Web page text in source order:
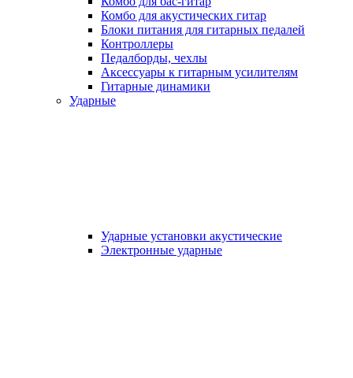
Комбо для акустических гитар
Блоки питания для гитарных педалей
Контроллеры
Педалборды, чехлы
Аксеcсуары к гитарным усилителям
Гитарные динамики
Ударные
Ударные установки акустические
Электронные ударные